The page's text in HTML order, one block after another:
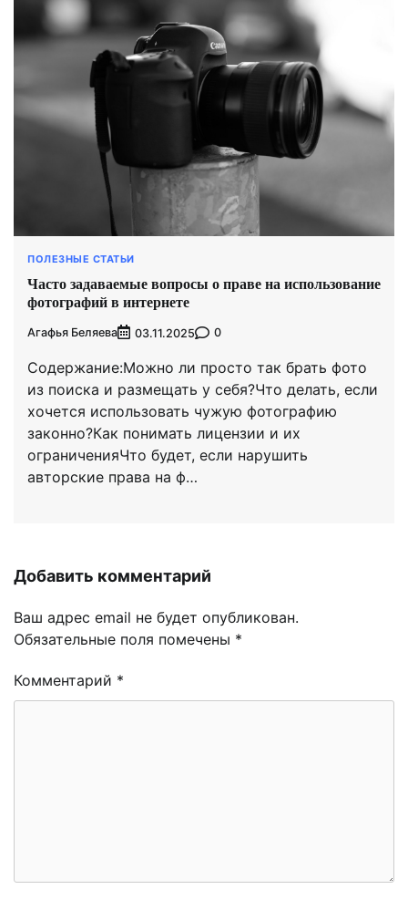
ПОЛЕЗНЫЕ СТАТЬИ
Часто задаваемые вопросы о праве на использование
фотографий в интернете
Агафья Беляева 03.11.2025 0
Содержание:Можно ли просто так брать фото
из поиска и размещать у себя?Что делать, если
хочется использовать чужую фотографию
законно?Как понимать лицензии и их
ограниченияЧто будет, если нарушить
авторские права на ф…
Добавить комментарий
Ваш адрес email не будет опубликован.
Обязательные поля помечены *
Комментарий *